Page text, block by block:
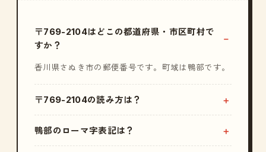
〒769-2104はどこの都道府県・市区町村で
すか？
香川県さぬき市の郵便番号です。町域は鴨部です。
〒769-2104の読み方は？
鴨部のローマ字表記は？